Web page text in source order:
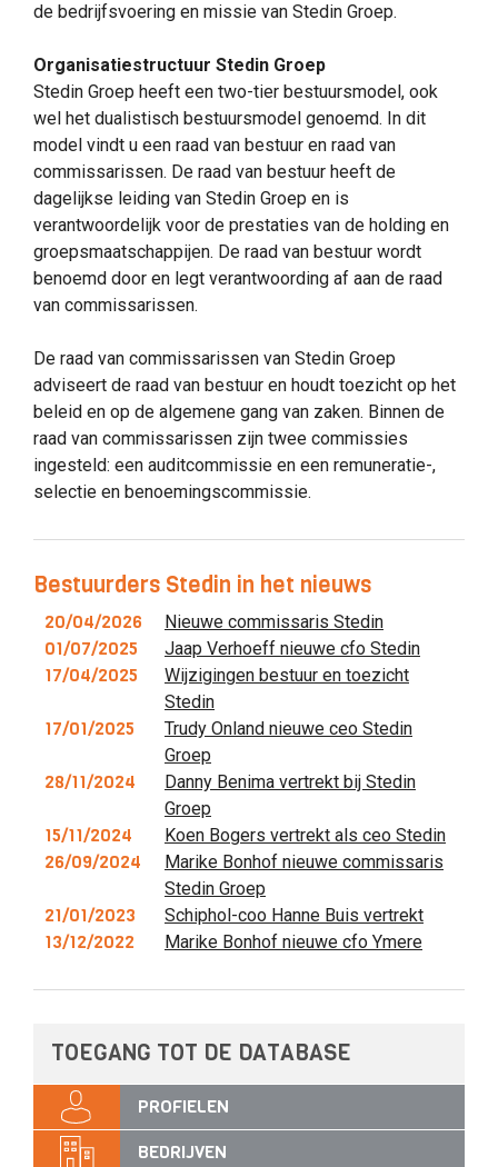
de bedrijfsvoering en missie van Stedin Groep.
Organisatiestructuur Stedin Groep
Stedin Groep heeft een two-tier bestuursmodel, ook
wel het dualistisch bestuursmodel genoemd. In dit
model vindt u een raad van bestuur en raad van
commissarissen. De raad van bestuur heeft de
dagelijkse leiding van Stedin Groep en is
verantwoordelijk voor de prestaties van de holding en
groepsmaatschappijen. De raad van bestuur wordt
benoemd door en legt verantwoording af aan de raad
van commissarissen.
De raad van commissarissen van Stedin Groep
adviseert de raad van bestuur en houdt toezicht op het
beleid en op de algemene gang van zaken. Binnen de
raad van commissarissen zijn twee commissies
ingesteld: een auditcommissie en een remuneratie-,
selectie en benoemingscommissie.
Bestuurders Stedin in het nieuws
20/04/2026 Nieuwe commissaris Stedin
01/07/2025 Jaap Verhoeff nieuwe cfo Stedin
17/04/2025
Wijzigingen bestuur en toezicht
Stedin
17/01/2025
Trudy Onland nieuwe ceo Stedin
Groep
28/11/2024
Danny Benima vertrekt bij Stedin
Groep
15/11/2024 Koen Bogers vertrekt als ceo Stedin
26/09/2024
Marike Bonhof nieuwe commissaris
Stedin Groep
21/01/2023 Schiphol-coo Hanne Buis vertrekt
13/12/2022 Marike Bonhof nieuwe cfo Ymere
TOEGANG TOT DE DATABASE
PROFIELEN
BEDRIJVEN